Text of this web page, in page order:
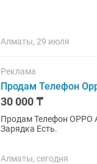
Алматы, 29 июля
Реклама
Продам Телефон
30 000 ₸
Продам Телефон
Зарядка Есть.
Алматы, сегодня